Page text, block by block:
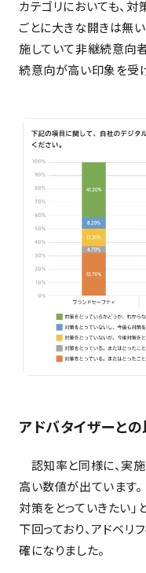
カテゴリにおいても、
ごとに大きな開きは無
施していて非継続意向
続意向が高い印象を受
アドバタイザーと
認知率と同様に、実
高い数値が出ています。
対策をとっていきたい
下回っており、アドベリ
確になりました。